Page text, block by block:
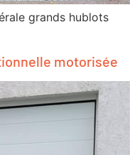
grands hublots
motorisée